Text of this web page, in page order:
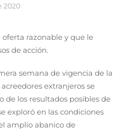
2020
razonable y que le
de acción.
semana de vigencia de la
extranjeros se
de los resultados posibles de
exploró en las condiciones
amplio abanico de